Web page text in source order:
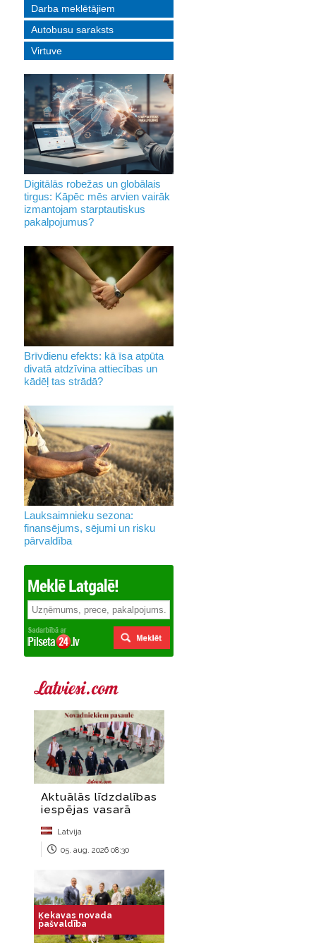
Darba meklētājiem
Autobusu saraksts
Virtuve
Digitālās robežas un globālais
tirgus: Kāpēc mēs arvien vairāk
izmantojam starptautiskus
pakalpojumus?
Brīvdienu efekts: kā īsa atpūta
divatā atdzīvina attiecības un
kādēļ tas strādā?
Lauksaimnieku sezona:
finansējums, sējumi un risku
pārvaldība